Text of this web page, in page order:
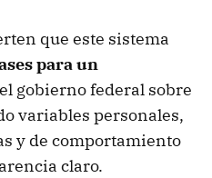
que este sistema
para un
gobierno federal sobre
variables personales,
y de comportamiento
claro.